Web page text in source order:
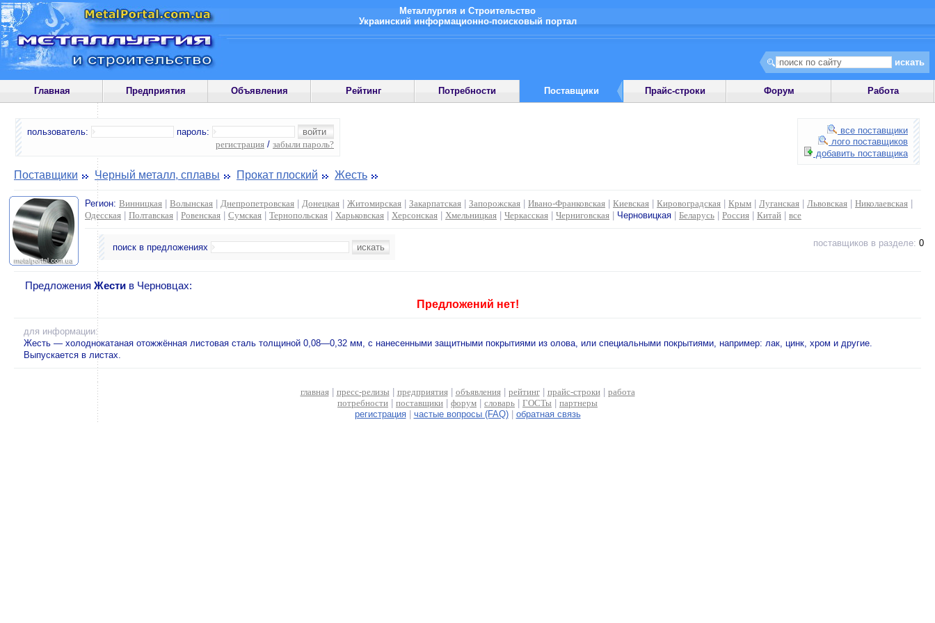
Металлургия и Строительство
Украинский информационно-поисковый портал
Главная Предприятия Объявления Рейтинг Потребности Поставщики Прайс-строки Форум Работа
пользователь:
пароль:
регистрация / забыли пароль?
все поставщики
лого поставщиков
добавить поставщика
Поставщики Черный металл, сплавы Прокат плоский Жесть
Регион: Винницкая Волынская Днепропетровская Донецкая Житомирская Закарпатская Запорожская Ивано-Франковская Киевская Кировоградская Крым Луганская Львовская Николаевская
Одесская
Полтавская Ровенская Сумская Тернопольская Харьковская Херсонская Хмельницкая Черкасская Черниговская Черновицкая Беларусь Россия Китай все
поиск в предложениях поставщиков в разделе: 0
Предложения Жести в Черновцах:
Предложений нет!
для информации:
Жесть — холоднокатаная отожжённая листовая сталь толщиной 0,08—0,32 мм, с нанесенными защитными покрытиями из олова, или специальными покрытиями, например: лак, цинк, хром и другие.
Выпускается в листах.
главная| пресс-релизы предприятия| объявления| рейтинг| прайс-строки| работа
потребности
поставщики форум словарь ГОСТы
партнеры
регистрация| частые вопросы (FAQ)| обратная связь